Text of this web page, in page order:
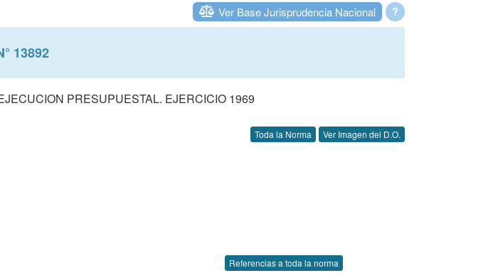
?
Ver Base Jurisprudencia Nacional
13892
PRESUPUESTAL. EJERCICIO 1969
Toda la Norma Ver Imagen del D.O.
Referencias a toda la norma